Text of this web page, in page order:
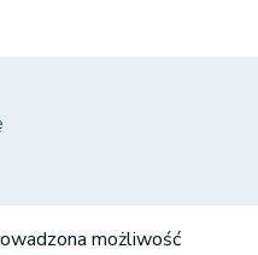
możliwość